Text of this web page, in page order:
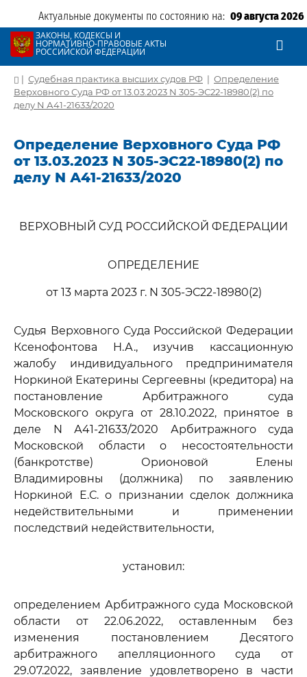
Актуальные документы по состоянию на: 09 августа 2026
ЗАКОНЫ, КОДЕКСЫ И
НОРМАТИВНО-ПРАВОВЫЕ АКТЫ
РОССИЙСКОЙ ФЕДЕРАЦИИ
| Судебная практика высших судов РФ | Определение
Верховного Суда РФ от 13.03.2023 N 305-ЭС22-18980(2) по
делу N А41-21633/2020
Определение Верховного Суда РФ
от 13.03.2023 N 305-ЭС22-18980(2) по
делу N А41-21633/2020
ВЕРХОВНЫЙ СУД РОССИЙСКОЙ ФЕДЕРАЦИИ
ОПРЕДЕЛЕНИЕ
от 13 марта 2023 г. N 305-ЭС22-18980(2)
Судья Верховного Суда Российской Федерации
Ксенофонтова Н.А., изучив кассационную
жалобу индивидуального предпринимателя
Норкиной Екатерины Сергеевны (кредитора) на
постановление Арбитражного суда
Московского округа от 28.10.2022, принятое в
деле N А41-21633/2020 Арбитражного суда
Московской области о несостоятельности
(банкротстве) Орионовой Елены
Владимировны (должника) по заявлению
Норкиной Е.С. о признании сделок должника
недействительными и применении
последствий недействительности,
установил:
определением Арбитражного суда Московской
области от 22.06.2022, оставленным без
изменения постановлением Десятого
арбитражного апелляционного суда от
29.07.2022, заявление удовлетворено в части